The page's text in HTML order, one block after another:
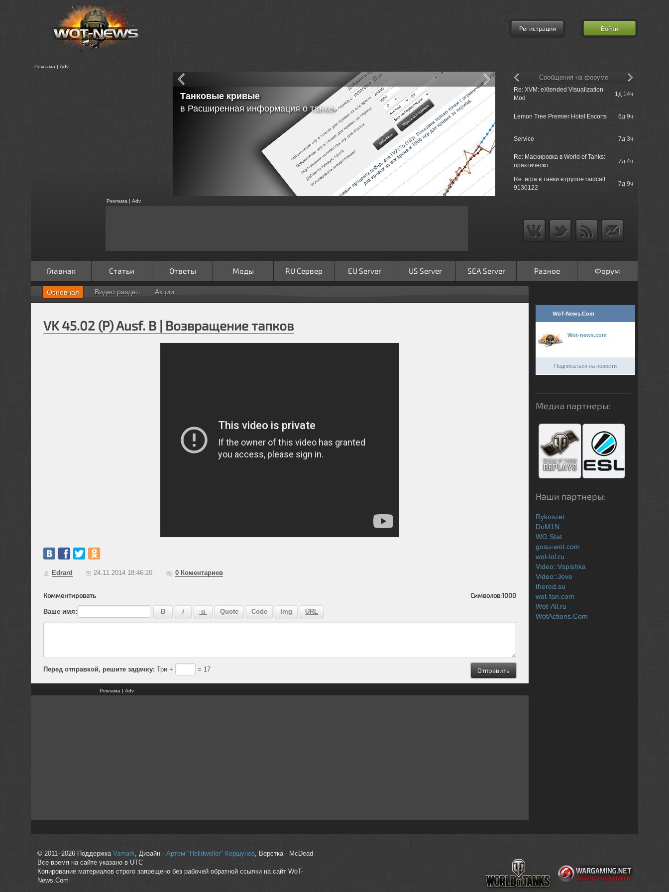
Регистрация Войти
Реклама | Adv
Модуль статистики кланов
- Загрузка списка клана
- Загрузка статистики бойцов клана
- Загрузка информации о наградах
- Загрузки информации с "Глобальной Карты"
- Сохранение данных в MySQL
- Работа в автономном режими
Re: XVM: eXtended Visualization
Mod
1д 14ч
Lemon Tree Premier Hotel Escorts 6д 9ч
Service 7д 3ч
Re: Маскировка в World of Tanks:
практическо...
7д 4ч
Re: игра в танки в группе raidcall
9130122
7д 9ч
Сообщения на форуме
Реклама | Adv
Главная Статьи Ответы Моды RU Сервер EU Server US Server SEA Server Разное Форум
Основная Видео раздел Акции
VK 45.02 (P) Ausf. B | Возвращение тапков
Edrard 24.11.2014 18:46:20 0Коментариев
Комментировать Символов:1000
Ваше имя:
Перед отправкой, решите задачку: Три + = 17
Реклама | Adv
WoT-News.Com
Wot-news.com
Подписаться на новости
Медиа партнеры:
Наши партнеры:
Rykoszet
DoM1N
WG Stat
gosu-wot.com
wot-lol.ru
Video::Vspishka
Video::Jove
thered.su
wot-fan.com
Wot-All.ru
WotActions.Com
© 2011–2026 Поддержка Vamark , Дизайн - Артем "Helldweller" Коршунов, Верстка - McDead
Все время на сайте указано в UTC
Копирование материалов строго запрещено без рабочей обратной ссылки на сайт WoT-
News.Com